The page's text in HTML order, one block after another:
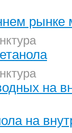
рынке
на
на